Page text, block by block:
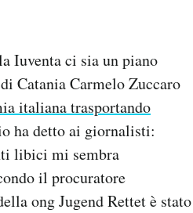
Iuventa ci sia un piano
Catania Carmelo Zuccaro
italiana trasportando
ha detto ai giornalisti:
libici mi sembra
il procuratore
ong Jugend Rettet è stato